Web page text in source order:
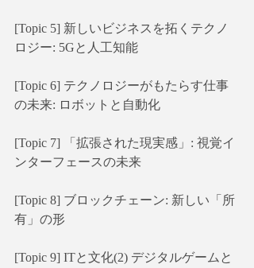
[Topic 5] 新しいビジネスを拓くテクノ
ロジー: 5Gと人工知能
[Topic 6] テクノロジーがもたらす仕事
の未来: ロボットと自動化
[Topic 7] 「拡張された現実感」: 視覚イ
ンターフェースの未来
[Topic 8] ブロックチェーン: 新しい「所
有」の形
[Topic 9] ITと文化(2) デジタルゲームと